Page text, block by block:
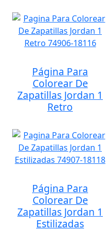
Página Para
Colorear De
Zapatillas Jordan 1
Retro
Página Para
Colorear De
Zapatillas Jordan 1
Estilizadas